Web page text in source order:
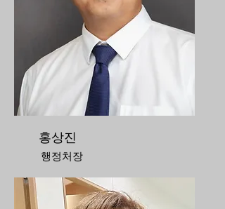
홍상진
행정처장